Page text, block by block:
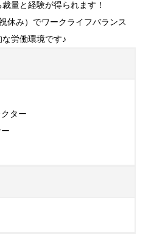
量と経験が得られます！
休み）でワークライフバランス
労働環境です♪
ター